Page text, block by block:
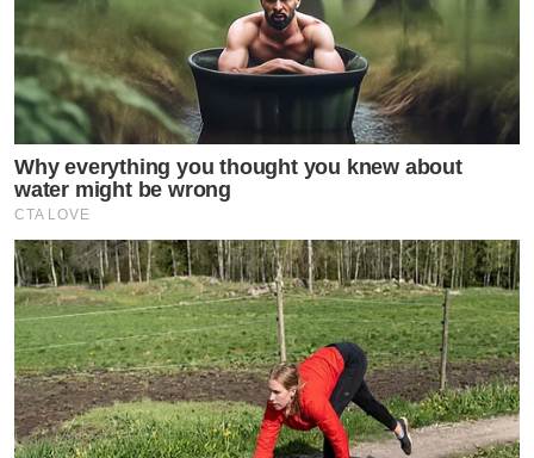
Why everything you thought you knew about
water might be wrong
CTA LOVE